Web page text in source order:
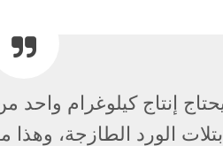
بتلات الورد الطازجة،